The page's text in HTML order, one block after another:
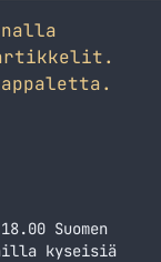
Suomen
kyseisiä